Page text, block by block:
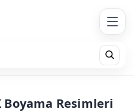
Boyama Resimleri